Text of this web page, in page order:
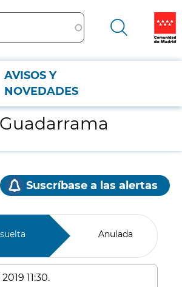
AVISOS Y
NOVEDADES
Suscríbase a las alertas
Anulada
11:30.